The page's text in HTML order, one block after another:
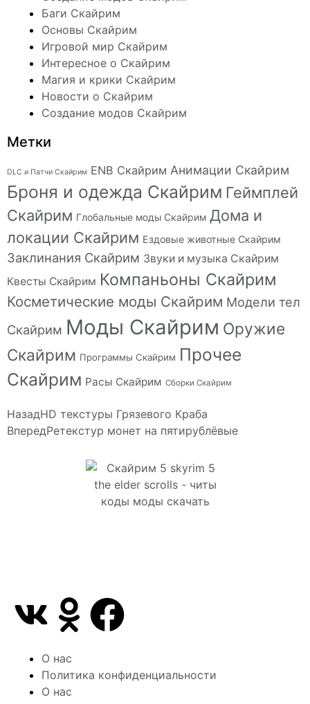
Баги Скайрим
Основы Скайрим
Игровой мир Скайрим
Интересное о Скайрим
Магия и крики Скайрим
Новости о Скайрим
Создание модов Скайрим
Метки
DLC и Патчи Скайрим ENB Скайрим Анимации Скайрим
Броня и одежда Скайрим Геймплей
Скайрим Глобальные моды Скайрим Дома и
локации Скайрим Ездовые животные Скайрим
Заклинания Скайрим Звуки и музыка Скайрим
Квесты Скайрим Компаньоны Скайрим
Косметические моды Скайрим Модели тел
Скайрим Моды Скайрим Оружие
Скайрим Программы Скайрим Прочее
Скайрим Расы Скайрим Сборки Скайрим
НазадHD текстуры Грязевого Краба
ВпередРетекстур монет на пятирублёвые
О нас
Политика конфиденциальности
О нас